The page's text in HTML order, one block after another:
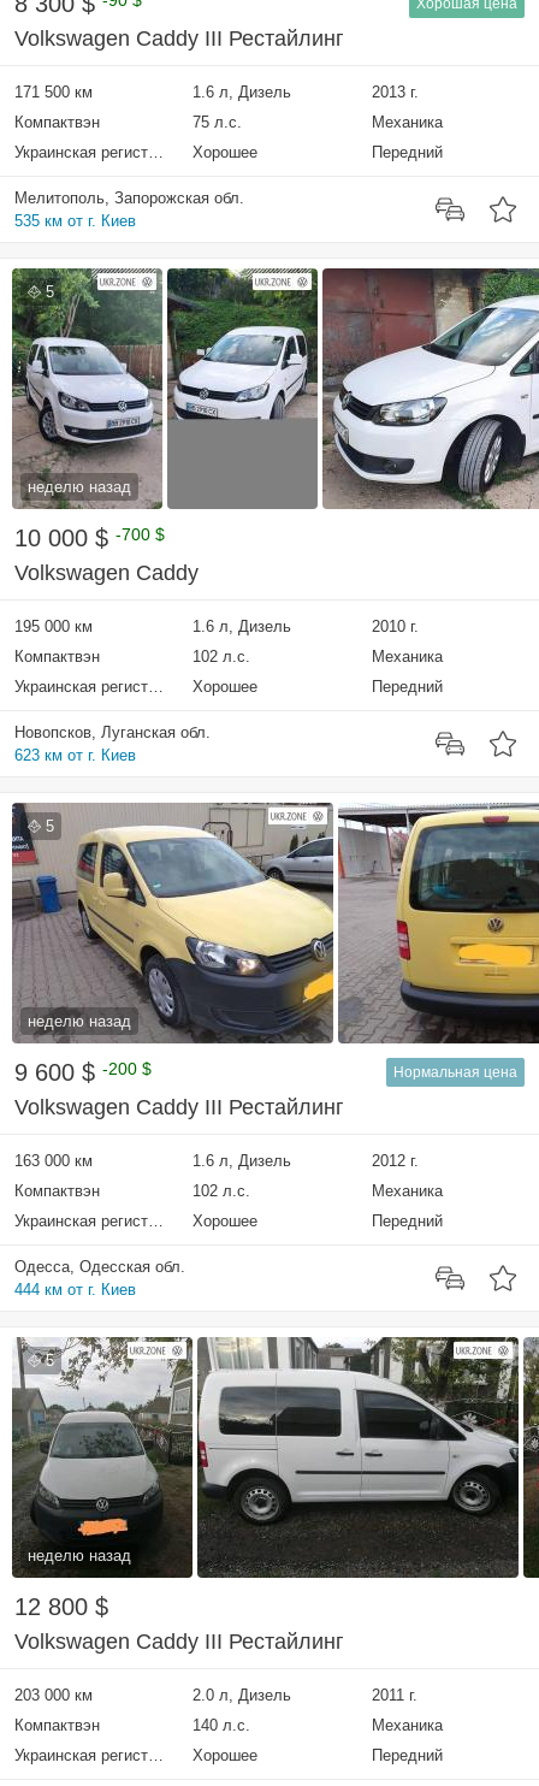
Хорошая цена
Volkswagen Caddy III Рестайлинг
171 500 км 1.6 л, Дизель
2013 г.
Компактвэн
75 л.с.
Механика
Украинская регистрация
Хорошее Передний
Мелитополь, Запорожская обл.
535 км от г. Киев
5
неделю назад
10 000 $ -700 $
Volkswagen Caddy
195 000 км 1.6 л, Дизель
2010 г.
Компактвэн
102 л.с.
Механика
Украинская регистрация
Хорошее Передний
Новопсков, Луганская обл.
623 км от г. Киев
5
неделю назад
9 600 $ -200 $ Нормальная цена
Volkswagen Caddy III Рестайлинг
163 000 км 1.6 л, Дизель
2012 г.
Компактвэн
102 л.с.
Механика
Украинская регистрация
Хорошее Передний
Одесса, Одесская обл.
444 км от г. Киев
5
неделю назад
12 800 $
Volkswagen Caddy III Рестайлинг
203 000 км 2.0 л, Дизель
2011 г.
Компактвэн
140 л.с.
Механика
Украинская регистрация
Хорошее Передний